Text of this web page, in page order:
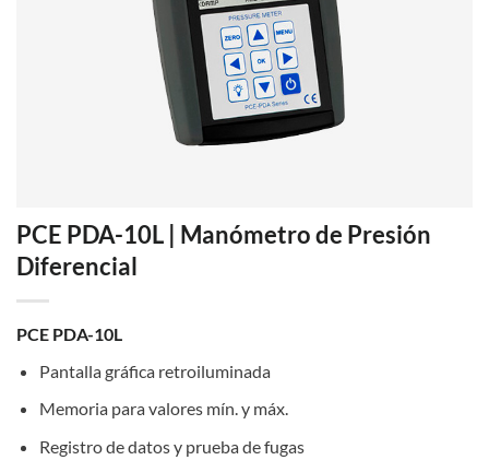
PCE PDA-10L | Manómetro de Presión
Diferencial
PCE PDA-10L
Pantalla gráfica retroiluminada
Memoria para valores mín. y máx.
Registro de datos y prueba de fugas